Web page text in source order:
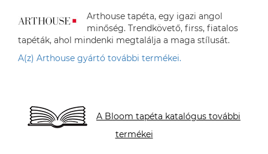
Arthouse tapéta, egy igazi angol
minőség. Trendkövető, firss, fiatalos
tapéták, ahol mindenki megtalálja a maga stílusát.
A(z) Arthouse gyártó további termékei.
A Bloom tapéta katalógus további
termékei